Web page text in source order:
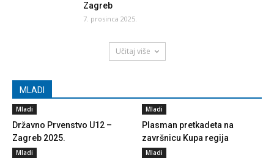
Zagreb
7. prosinca 2025.
Učitaj više
MLADI
Mladi
Državno Prvenstvo U12 –
Zagreb 2025.
Mladi
Plasman pretkadeta na
završnicu Kupa regija
Mladi Mladi